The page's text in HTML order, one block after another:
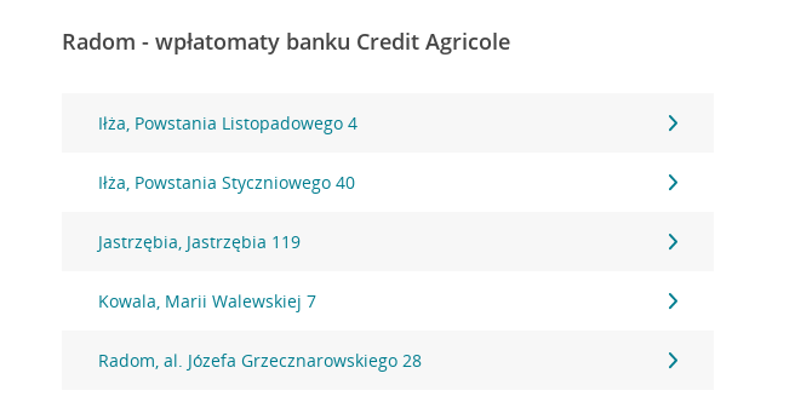
Radom - wpłatomaty banku Credit Agricole
Iłża, Powstania Listopadowego 4
Iłża, Powstania Styczniowego 40
Jastrzębia, Jastrzębia 119
Kowala, Marii Walewskiej 7
Radom, al. Józefa Grzecznarowskiego 28